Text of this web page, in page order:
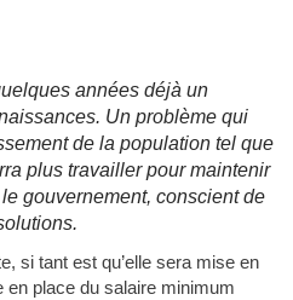
années déjà un
Un problème qui
de la population tel que
plus travailler pour maintenir
gouvernement, conscient de
si tant est qu’elle sera mise en
place du salaire minimum